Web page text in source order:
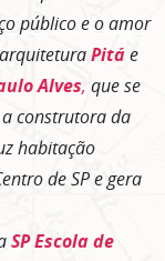
público e o amor
Pitáe
Alves, que se
construtora da
habitação
de SP e gera
SP Escola de